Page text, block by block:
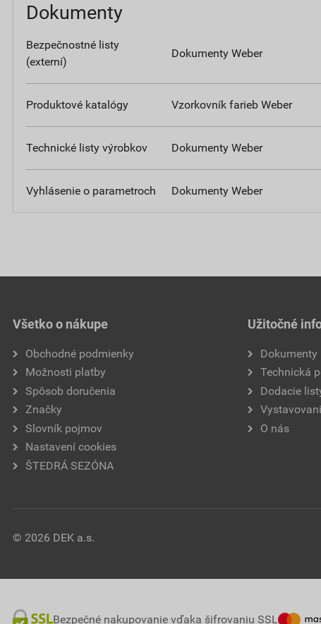
Dokumenty
Bezpečnostné listy
(externí)
Dokumenty Weber
Produktové katalógy Vzorkovník farieb Weber
Technické listy výrobkov Dokumenty Weber
Vyhlásenie o parametroch Dokumenty Weber
Všetko o nákupe
Obchodné podmienky
Možnosti platby
Spôsob doručenia
Značky
Slovník pojmov
Nastavení cookies
ŠTEDRÁ SEZÓNA
Užitočné
Dokumenty
Technická
Dodacie
O nás
© 2026 DEK a.s.
Bezpečné nakupovanie vďaka šifrovaniu SSL